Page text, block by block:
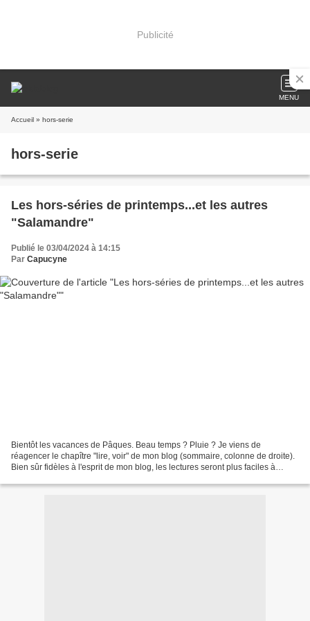
Publicité
MENU
Accueil » hors-serie
hors-serie
Les hors-séries de printemps...et les autres
"Salamandre"
Publié le 03/04/2024 à 14:15
Par Capucyne
Bientôt les vacances de Pâques. Beau temps ? Pluie ? Je viens de
réagencer le chapître "lire, voir" de mon blog (sommaire, colonne de droite).
Bien sûr fidèles à l'esprit de mon blog, les lectures seront plus faciles à